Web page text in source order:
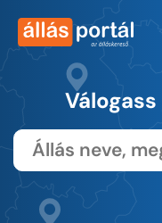
Válogass